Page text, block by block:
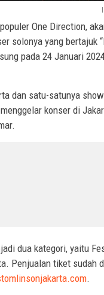
One Direction,
solonya yang bertajuk
pada 24 Januari
dan satu-satunya
konser di
dua kategori, yaitu
Penjualan tiket sudah
.